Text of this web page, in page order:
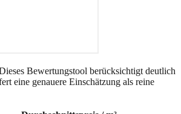
Bewertungstool berücksichtigt deutlich
eine genauere Einschätzung als reine